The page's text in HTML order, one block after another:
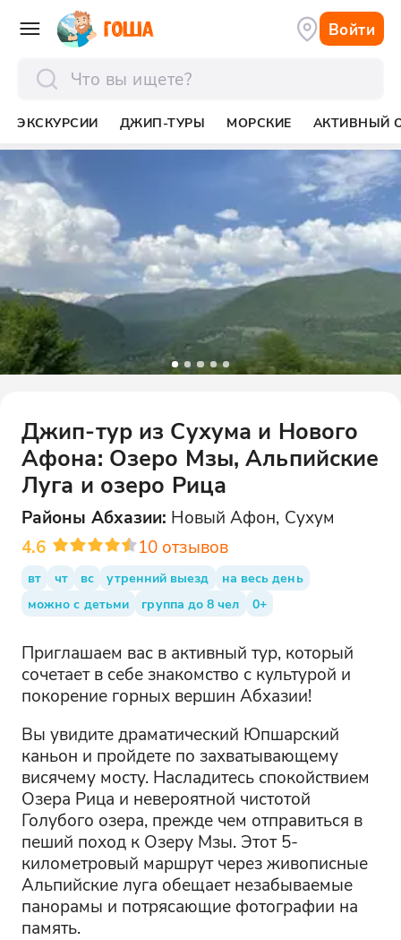
Войти
ЭКСКУРСИИ ДЖИП-ТУРЫ МОРСКИЕ АКТИВНЫЙ
Джип-тур из Сухума и Нового
Афона: Озеро Мзы, Альпийские
Луга и озеро Рица
Районы Абхазии: Новый Афон, Сухум
4.6
10 отзывов
вт чт вс утренний выезд
на весь день
можно с детьми
группа до 8 чел 0+
Приглашаем вас в активный тур, который
сочетает в себе знакомство с культурой и
покорение горных вершин Абхазии!
Вы увидите драматический Юпшарский
каньон и пройдете по захватывающему
висячему мосту. Насладитесь спокойствием
Озера Рица и невероятной чистотой
Голубого озера, прежде чем отправиться в
пеший поход к Озеру Мзы. Этот 5-
километровый маршрут через живописные
Альпийские луга обещает незабываемые
панорамы и потрясающие фотографии на
память.